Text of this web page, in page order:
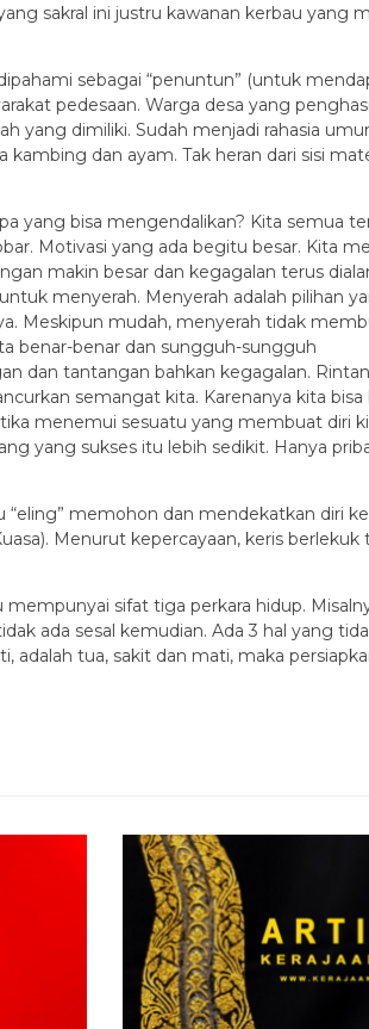
sakral ini justru kawanan kerbau yang
sebagai “penuntun” (untuk
pedesaan. Warga desa yang
yang dimiliki. Sudah menjadi rahasia
dan ayam. Tak heran dari sisi
yang bisa mengendalikan? Kita semua
Motivasi yang ada begitu besar. Kita
makin besar dan kegagalan terus
menyerah. Menyerah adalah pilihan
Meskipun mudah, menyerah tidak
benar-benar dan sungguh-sungguh
dan tantangan bahkan kegagalan.
semangat kita. Karenanya kita bisa
menemui sesuatu yang membuat diri
yang sukses itu lebih sedikit. Hanya
memohon dan mendekatkan diri
Menurut kepercayaan, keris berlekuk
sifat tiga perkara hidup.
ada sesal kemudian. Ada 3 hal yang
adalah tua, sakit dan mati, maka